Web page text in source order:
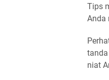
Tips
Anda
niat